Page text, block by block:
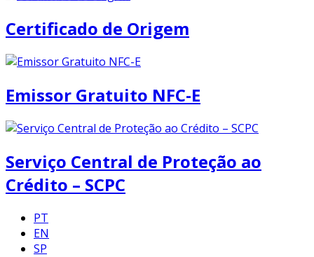
Certificado de Origem
Emissor Gratuito NFC-E
Serviço Central de Proteção ao
Crédito – SCPC
PT
EN
SP